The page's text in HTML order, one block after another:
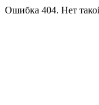
Ошибка 404. Нет